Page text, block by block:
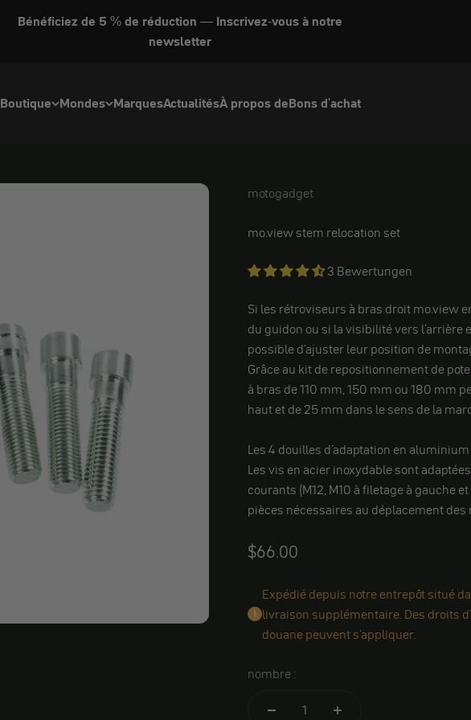
Bénéficiez de 5 % de réduction — Inscrivez-vous à notre
newsletter
Boutique Mondes MarquesActualitésÀ propos deBons d'achat
motogadget
motogadget
mo.view stem relocation set
3 Bewertungen
Si les rétroviseurs à bras droit mo.view
du guidon ou si la visibilité vers l'arrière
possible d'ajuster leur position de
Grâce au kit de repositionnement de
à bras de 110 mm, 150 mm ou 180 mm
haut et de 25 mm dans le sens de la
Les 4 douilles d'adaptation en
Les vis en acier inoxydable sont
courants (M12, M10 à filetage à gauche
pièces nécessaires au déplacement
Angebot
$66.00
Expédié depuis notre entrepôt situé
livraison supplémentaire. Des droits
douane peuvent s'appliquer.
nombre :